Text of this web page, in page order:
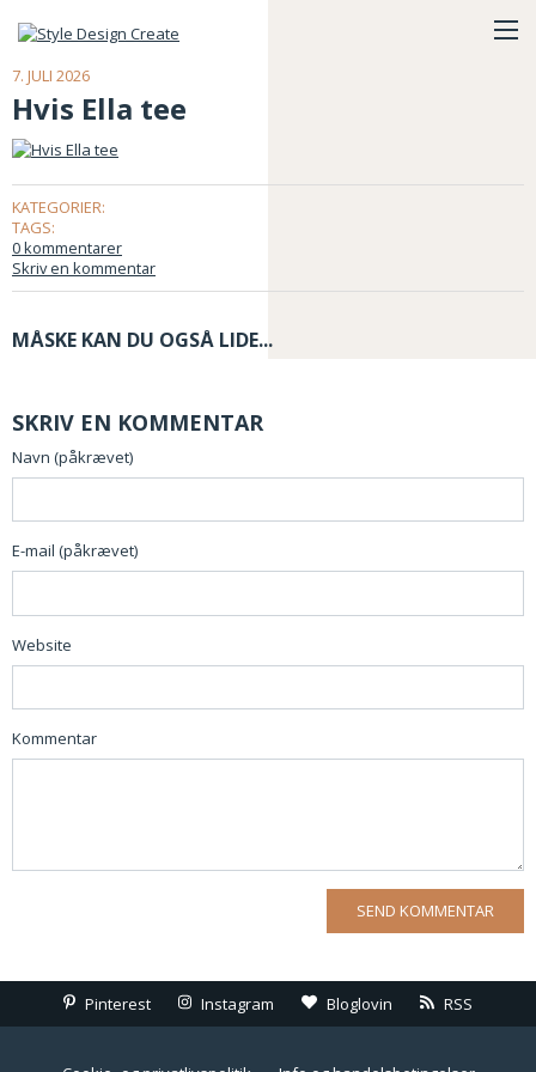
7. JULI 2026
Hvis Ella tee
KATEGORIER:
TAGS:
0 kommentarer
Skriv en kommentar
MÅSKE KAN DU OGSÅ LIDE...
SKRIV EN KOMMENTAR
Navn (påkrævet)
E-mail (påkrævet)
Website
Kommentar
Pinterest Instagram Bloglovin RSS